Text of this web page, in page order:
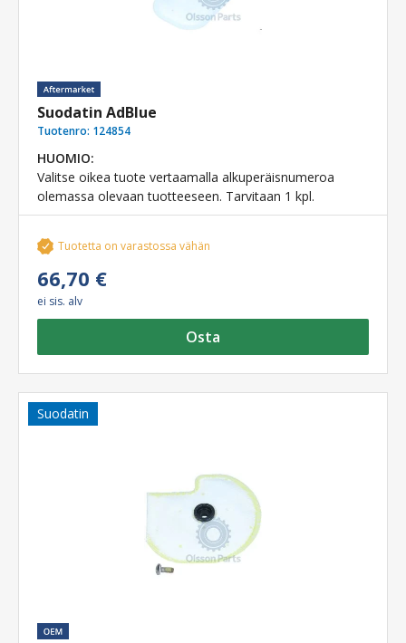
Suodatin AdBlue
Tuotenro: 124854
HUOMIO:
Valitse oikea tuote vertaamalla alkuperäisnumeroa
olemassa olevaan tuotteeseen. Tarvitaan 1 kpl.
Tuotetta on varastossa vähän
66,70 €
ei sis. alv
Osta
Suodatin